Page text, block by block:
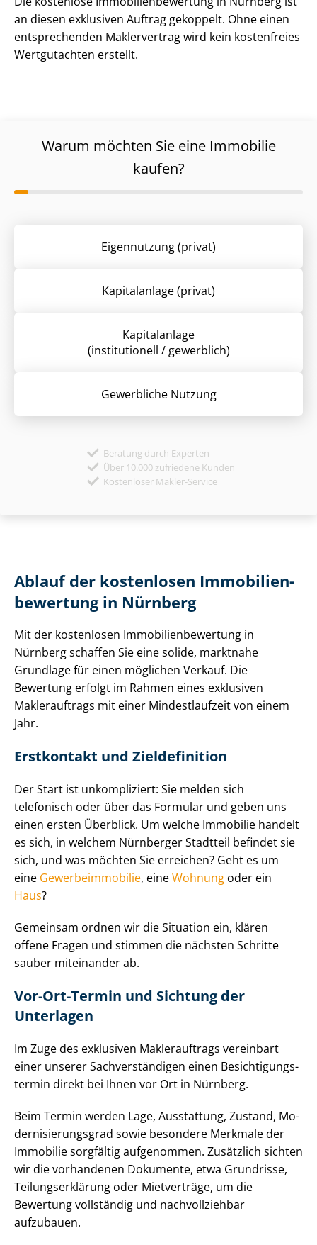
an diesen exklusiven Auftrag gekoppelt. Ohne einen
entsprechenden Maklervertrag wird kein kostenfreies
Wertgutachten erstellt.
Warum möchten Sie eine Immobilie
kaufen?
Eigennutzung (privat)
Kapitalanlage (privat)
Kapitalanlage
(institutionell / gewerblich)
Gewerbliche Nutzung
Beratung durch Experten
Über 10.000 zufriedene Kunden
Kostenloser Makler-Service
Ablauf der kostenlosen Im­mo­bi­li­en­
be­wer­tung in Nürnberg
Mit der kostenlosen Im­mo­bi­li­en­be­wer­tung in
Nürnberg schaffen Sie eine solide, marktnahe
Grundlage für einen möglichen Verkauf. Die
Bewertung erfolgt im Rahmen eines exklusiven
Maklerauftrags mit einer Mindestlaufzeit von einem
Jahr.
Erstkontakt und Zieldefinition
Der Start ist unkompliziert: Sie melden sich
telefonisch oder über das Formular und geben uns
einen ersten Überblick. Um welche Immobilie handelt
es sich, in welchem Nürnberger Stadtteil befindet sie
sich, und was möchten Sie erreichen? Geht es um
eine Ge­wer­be­im­mo­bi­lie, eineWohnung oder ein
Haus?
Gemeinsam ordnen wir die Situation ein, klären
offene Fragen und stimmen die nächsten Schritte
sauber miteinander ab.
Vor-Ort-Termin und Sichtung der
Unterlagen
Im Zuge des exklusiven Maklerauftrags vereinbart
einer unserer Sach­ver­stän­di­gen einen Be­sich­ti­gungs­
ter­min direkt bei Ihnen vor Ort in Nürnberg.
Beim Termin werden Lage, Ausstattung, Zustand, Mo­
der­ni­sie­rungs­grad sowie besondere Merkmale der
Immobilie sorgfältig aufgenommen. Zusätzlich sichten
wir die vorhandenen Dokumente, etwa Grundrisse,
Tei­lungs­er­klä­rung oder Mietverträge, um die
Bewertung vollständig und nachvollziehbar
aufzubauen.